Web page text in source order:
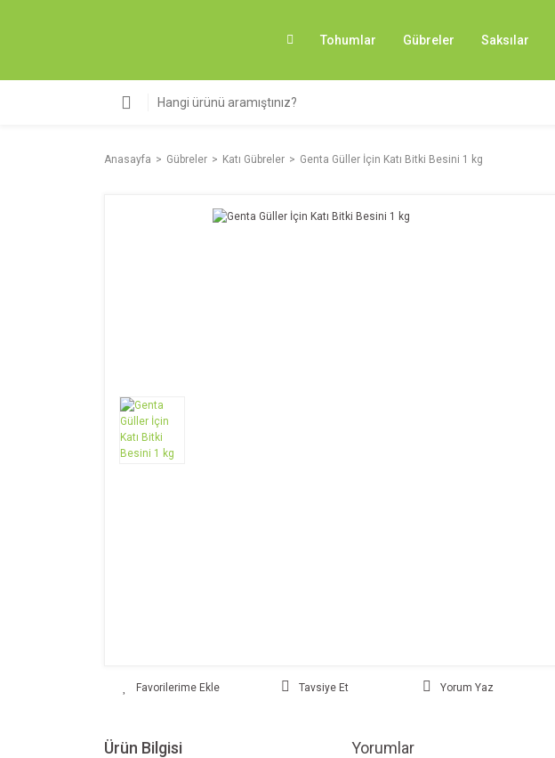
Tohumlar Gübreler Saksılar
Anasayfa Gübreler Katı Gübreler Genta Güller İçin Katı Bitki Besini 1 kg
Tavsiye Et Yorum Yaz
Ürün Bilgisi Yorumlar